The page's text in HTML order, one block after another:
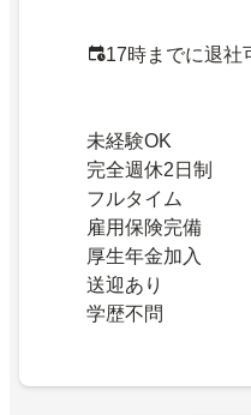
17時までに退社
未経験OK
完全週休2日制
フルタイム
雇用保険完備
厚生年金加入
送迎あり
学歴不問